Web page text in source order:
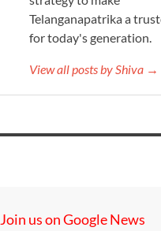
Telanganapatrika a
for today's generation.
View all posts by Shiva →
Join us on Google News